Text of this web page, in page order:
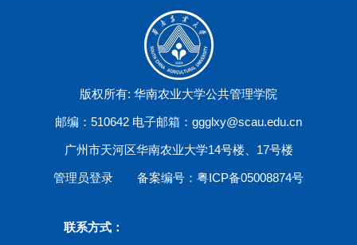
版权所有: 华南农业大学公共管理学院
邮编：510642 电子邮箱：ggglxy@scau.edu.cn
广州市天河区华南农业大学14号楼、17号楼
管理员登录 备案编号：粤ICP备05008874号
联系方式：